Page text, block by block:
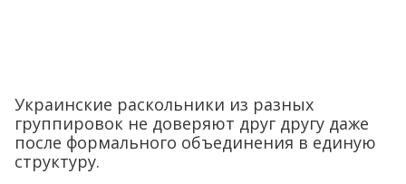
Украинские раскольники из разных
группировок не доверяют друг другу даже
после формального объединения в единую
структуру.